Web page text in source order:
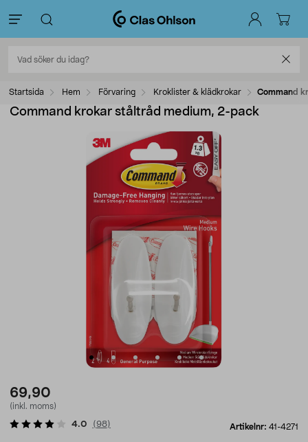
Startsida Hem Förvaring Kroklister & klädkrokar Command
Command krokar ståltråd medium, 2-pack
69,90
(inkl. moms)
Artikelnr: 41-4271
4.0 (98)